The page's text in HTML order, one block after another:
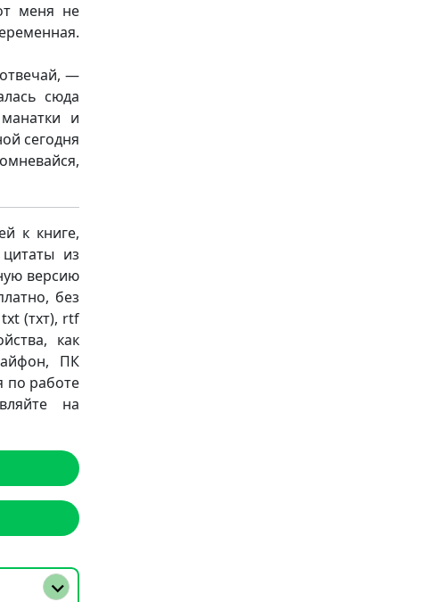
меня не
—
сюда
и
сегодня
к книге,
из
версию
без
(тхт), rtf
как
ПК
по работе
на